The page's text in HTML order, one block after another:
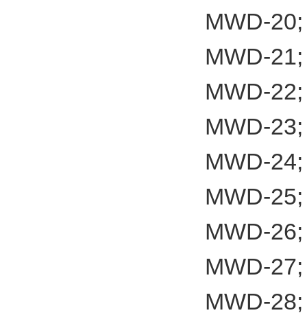
MWD-
MWD-
MWD-
MWD-
MWD-
MWD-
MWD-
MWD-
MWD-